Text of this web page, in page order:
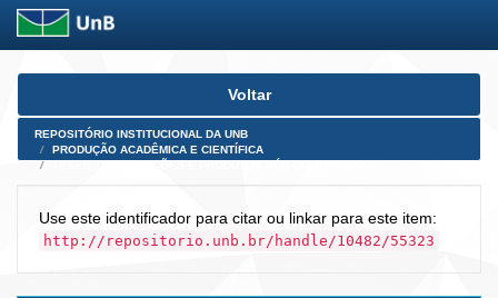
Skip
Voltar
REPOSITÓRIO INSTITUCIONAL DA UNB
PRODUÇÃO ACADÊMICA E CIENTÍFICA
Use este identificador para citar ou linkar para este item:
http://repositorio.unb.br/handle/10482/55323